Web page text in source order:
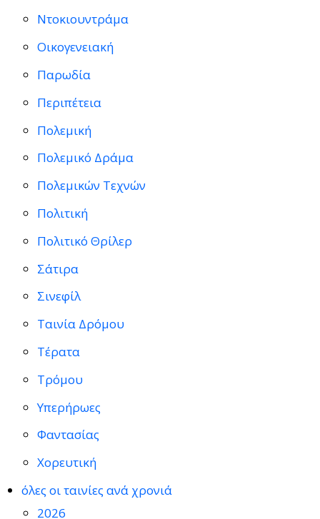
Ντοκιουντράμα
Οικογενειακή
Παρωδία
Περιπέτεια
Πολεμική
Πολεμικό Δράμα
Πολεμικών Τεχνών
Πολιτική
Πολιτικό Θρίλερ
Σάτιρα
Σινεφίλ
Ταινία Δρόμου
Τέρατα
Τρόμου
Υπερήρωες
Φαντασίας
Χορευτική
όλες οι ταινίες ανά χρονιά
2026